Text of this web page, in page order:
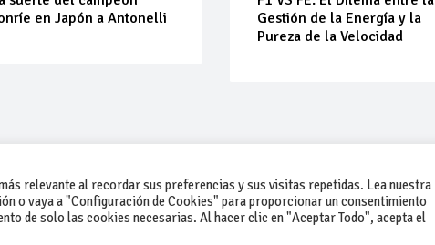
en Japón a Antonelli
Gestión de la Energía y la
Pureza de la Velocidad
-Contacto
relevante al recordar sus preferencias y sus visitas repetidas. Lea nuestra
o vaya a "Configuración de Cookies" para proporcionar un consentimiento
de solo las cookies necesarias. Al hacer clic en "Aceptar Todo", acepta el